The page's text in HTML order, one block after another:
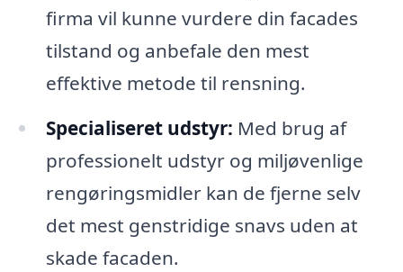
firma vil kunne vurdere din facades
tilstand og anbefale den mest
effektive metode til rensning.
Specialiseret udstyr: Med brug af
professionelt udstyr og miljøvenlige
rengøringsmidler kan de fjerne selv
det mest genstridige snavs uden at
skade facaden.